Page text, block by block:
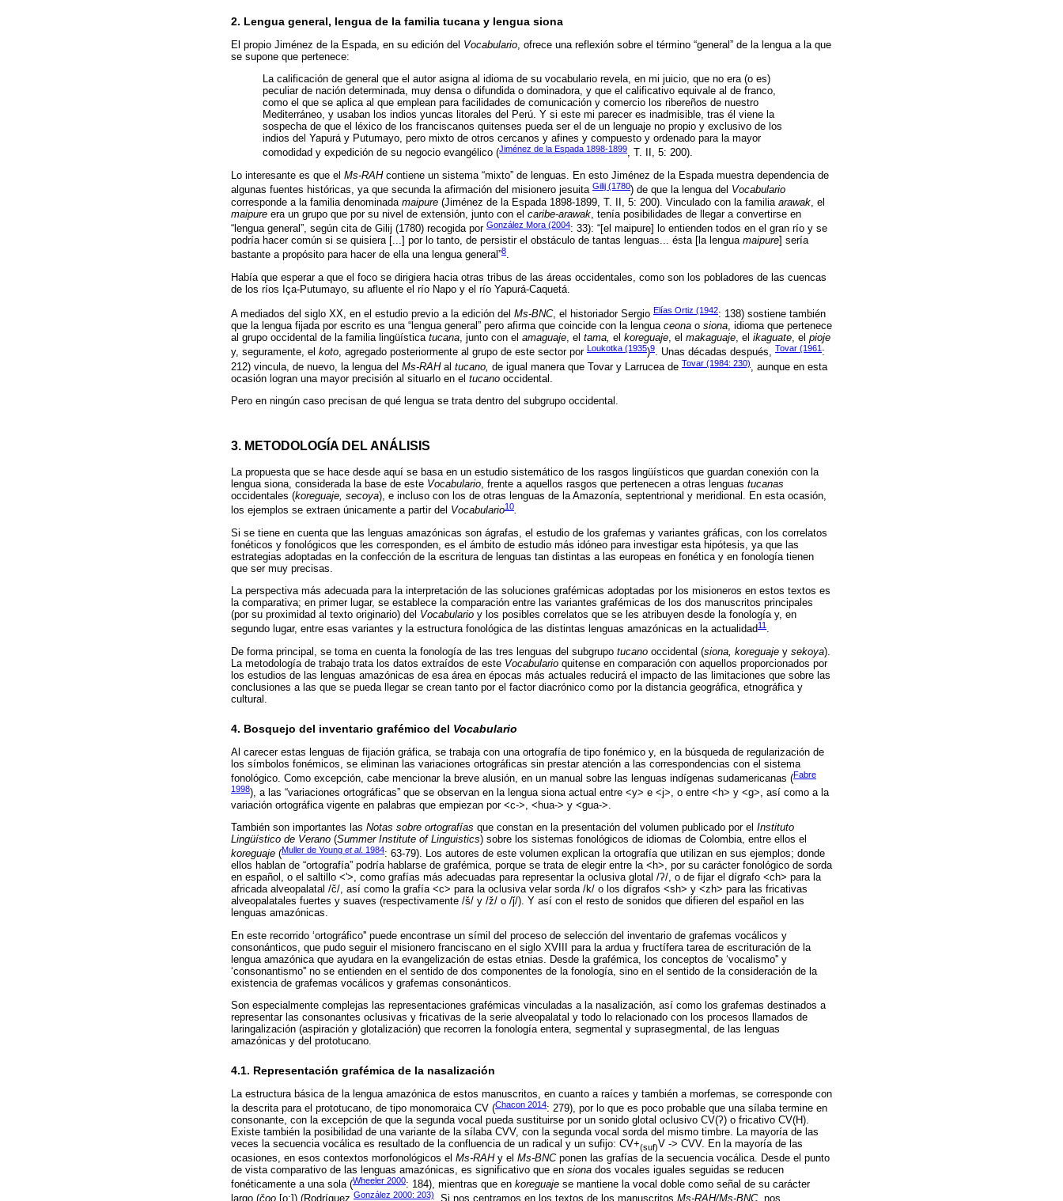
2. Lengua general, lengua de la familia tucana y lengua siona
El propio Jiménez de la Espada, en su edición del Vocabulario , ofrece una reflexión sobre el término “general” de la lengua a la que
se supone que pertenece:
La calificación de general que el autor asigna al idioma de su vocabulario revela, en mi juicio, que no era (o es)
peculiar de nación determinada, muy densa o difundida o dominadora, y que el calificativo equivale al de franco,
como el que se aplica al que emplean para facilidades de comunicación y comercio los ribereños de nuestro
Mediterráneo, y usaban los indios yuncas litorales del Perú. Y si este mi parecer es inadmisible, tras él viene la
sospecha de que el léxico de los franciscanos quitenses pueda ser el de un lenguaje no propio y exclusivo de los
indios del Yapurá y Putumayo, pero mixto de otros cercanos y afines y compuesto y ordenado para la mayor
comodidad y expedición de su negocio evangélico (Jiménez de la Espada 1898-1899, T. II, 5: 200).
Lo interesante es que el Ms-RAHcontiene un sistema “mixto” de lenguas. En esto Jiménez de la Espada muestra dependencia de
algunas fuentes históricas, ya que secunda la afirmación del misionero jesuita Gilij (1780) de que la lengua del Vocabulario
corresponde a la familia denominada maipure (Jiménez de la Espada 1898-1899, T. II, 5: 200). Vinculado con la familia arawak , el
maipure era un grupo que por su nivel de extensión, junto con el caribe-arawak , tenía posibilidades de llegar a convertirse en
“lengua general”, según cita de Gilij (1780) recogida por González Mora (2004: 33): “[el maipure] lo entienden todos en el gran río y se
podría hacer común si se quisiera [...] por lo tanto, de persistir el obstáculo de tantas lenguas... ésta [la lengua maipure] sería
bastante a propósito para hacer de ella una lengua general”8.
Había que esperar a que el foco se dirigiera hacia otras tribus de las áreas occidentales, como son los pobladores de las cuencas
de los ríos Iça-Putumayo, su afluente el río Napo y el río Yapurá-Caquetá.
A mediados del siglo XX, en el estudio previo a la edición del Ms-BNC, el historiador Sergio Elías Ortiz (1942: 138) sostiene también
que la lengua fijada por escrito es una “lengua general” pero afirma que coincide con la lengua ceona o siona, idioma que pertenece
al grupo occidental de la familia lingüística tucana, junto con el amaguaje, el tama, el koreguaje, el makaguaje, el ikaguate, el pioje
y, seguramente, el koto, agregado posteriormente al grupo de este sector por Loukotka (1935)9. Unas décadas después, Tovar (1961 :
212) vincula, de nuevo, la lengua del Ms-RAHal tucano, de igual manera que Tovar y Larrucea de Tovar (1984: 230)
, aunque en esta
ocasión logran una mayor precisión al situarlo en el tucano occidental.
Pero en ningún caso precisan de qué lengua se trata dentro del subgrupo occidental.
3. METODOLOGÍA DEL ANÁLISIS
La propuesta que se hace desde aquí se basa en un estudio sistemático de los rasgos lingüísticos que guardan conexión con la
lengua siona, considerada la base de este Vocabulario, frente a aquellos rasgos que pertenecen a otras lenguas tucanas
occidentales (koreguaje, secoya), e incluso con los de otras lenguas de la Amazonía, septentrional y meridional. En esta ocasión,
los ejemplos se extraen únicamente a partir del Vocabulario10.
Si se tiene en cuenta que las lenguas amazónicas son ágrafas, el estudio de los grafemas y variantes gráficas, con los correlatos
fonéticos y fonológicos que les corresponden, es el ámbito de estudio más idóneo para investigar esta hipótesis, ya que las
estrategias adoptadas en la confección de la escritura de lenguas tan distintas a las europeas en fonética y en fonología tienen
que ser muy precisas.
La perspectiva más adecuada para la interpretación de las soluciones grafémicas adoptadas por los misioneros en estos textos es
la comparativa; en primer lugar, se establece la comparación entre las variantes grafémicas de los dos manuscritos principales
(por su proximidad al texto originario) del Vocabulario y los posibles correlatos que se les atribuyen desde la fonología y, en
segundo lugar, entre esas variantes y la estructura fonológica de las distintas lenguas amazónicas en la actualidad11 .
De forma principal, se toma en cuenta la fonología de las tres lenguas del subgrupo tucano occidental (siona, koreguaje y sekoya).
La metodología de trabajo trata los datos extraídos de este Vocabulario quitense en comparación con aquellos proporcionados por
los estudios de las lenguas amazónicas de esa área en épocas más actuales reducirá el impacto de las limitaciones que sobre las
conclusiones a las que se pueda llegar se crean tanto por el factor diacrónico como por la distancia geográfica, etnográfica y
cultural.
4. Bosquejo del inventario grafémico del Vocabulario
Al carecer estas lenguas de fijación gráfica, se trabaja con una ortografía de tipo fonémico y, en la búsqueda de regularización de
los símbolos fonémicos, se eliminan las variaciones ortográficas sin prestar atención a las correspondencias con el sistema
fonológico. Como excepción, cabe mencionar la breve alusión, en un manual sobre las lenguas indígenas sudamericanas (Fabre
1998), a las “variaciones ortográficas” que se observan en la lengua siona actual entre <y> e <j>, o entre <h> y <g>, así como a la
variación ortográfica vigente en palabras que empiezan por <c->, <hua-> y <gua->.
También son importantes las Notas sobre ortografías que constan en la presentación del volumen publicado por el Instituto
Lingüístico de Verano (Summer Institute of Linguistics) sobre los sistemas fonológicos de idiomas de Colombia, entre ellos el
koreguaje (Muller de Young et al. 1984: 63-79). Los autores de este volumen explican la ortografía que utilizan en sus ejemplos; donde
ellos hablan de “ortografía” podría hablarse de grafémica, porque se trata de elegir entre la <h>, por su carácter fonológico de sorda
en español, o el saltillo <'>, como grafías más adecuadas para representar la oclusiva glotal /ʔ/, o de fijar el dígrafo <ch> para la
africada alveopalatal /č/, así como la grafía <c> para la oclusiva velar sorda /k/ o los dígrafos <sh> y <zh> para las fricativas
alveopalatales fuertes y suaves (respectivamente /š/ y /ž/ o /ǰ/). Y así con el resto de sonidos que difieren del español en las
lenguas amazónicas.
En este recorrido ‘ortográfico'' puede encontrase un símil del proceso de selección del inventario de grafemas vocálicos y
consonánticos, que pudo seguir el misionero franciscano en el siglo XVIII para la ardua y fructífera tarea de escrituración de la
lengua amazónica que ayudara en la evangelización de estas etnias. Desde la grafémica, los conceptos de ‘vocalismo'' y
‘consonantismo'' no se entienden en el sentido de dos componentes de la fonología, sino en el sentido de la consideración de la
existencia de grafemas vocálicos y grafemas consonánticos.
Son especialmente complejas las representaciones grafémicas vinculadas a la nasalización, así como los grafemas destinados a
representar las consonantes oclusivas y fricativas de la serie alveopalatal y todo lo relacionado con los procesos llamados de
laringalización (aspiración y glotalización) que recorren la fonología entera, segmental y suprasegmental, de las lenguas
amazónicas y del prototucano.
4.1. Representación grafémica de la nasalización
La estructura básica de la lengua amazónica de estos manuscritos, en cuanto a raíces y también a morfemas, se corresponde con
la descrita para el prototucano, de tipo monomoraica CV (Chacon 2014: 279), por lo que es poco probable que una sílaba termine en
consonante, con la excepción de que la segunda vocal pueda sustituirse por un sonido glotal oclusivo CV(ʔ) o fricativo CV(H).
Existe también la posibilidad de una variante de la sílaba CVV, con la segunda vocal sorda del mismo timbre. La mayoría de las
veces la secuencia vocálica es resultado de la confluencia de un radical y un sufijo: CV+(suf)V -> CVV. En la mayoría de las
ocasiones, en esos contextos morfonológicos el Ms-RAHy el Ms-BNCponen las grafías de la secuencia vocálica. Desde el punto
de vista comparativo de las lenguas amazónicas, es significativo que en siona dos vocales iguales seguidas se reducen
fonéticamente a una sola (Wheeler 2000: 184), mientras que en koreguaje se mantiene la vocal doble como señal de su carácter
González 2000: 203)